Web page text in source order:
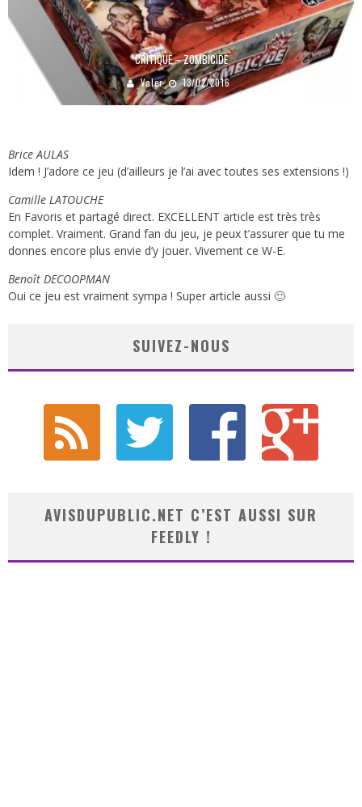
CRITIQUE – ZOMBICIDE
Valer 13/02/2016
Brice AULAS
Idem ! J’adore ce jeu (d’ailleurs je l’ai avec toutes ses extensions !)
Camille LATOUCHE
En Favoris et partagé direct. EXCELLENT article est très très
complet. Vraiment. Grand fan du jeu, je peux t’assurer que tu me
donnes encore plus envie d’y jouer. Vivement ce W-E.
Benoît DECOOPMAN
Oui ce jeu est vraiment sympa ! Super article aussi 🙂
SUIVEZ-NOUS
AVISDUPUBLIC.NET C’EST AUSSI SUR
FEEDLY !